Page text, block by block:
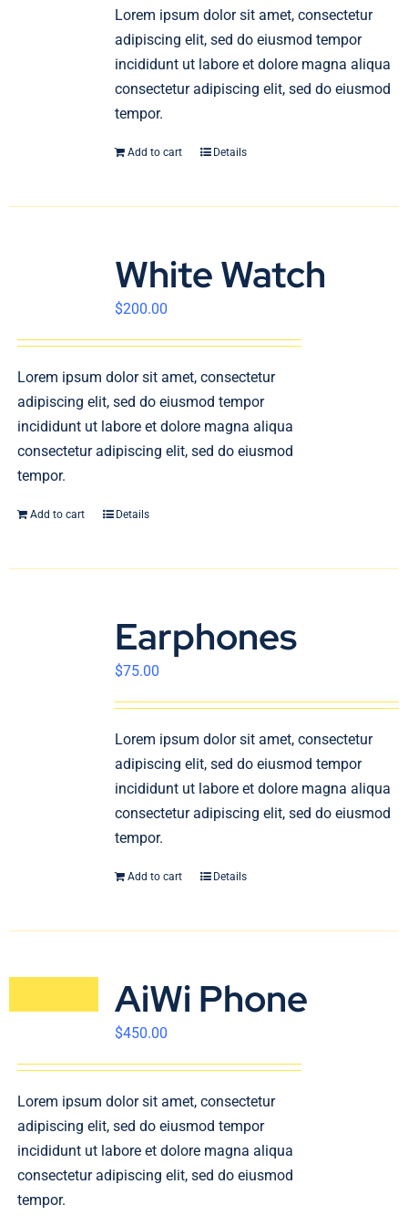
Lorem ipsum dolor sit amet, consectetur
adipiscing elit, sed do eiusmod tempor
incididunt ut labore et dolore magna aliqua
consectetur adipiscing elit, sed do eiusmod
tempor.
Add to cart Details
White Watch
$200.00
Lorem ipsum dolor sit amet, consectetur
adipiscing elit, sed do eiusmod tempor
incididunt ut labore et dolore magna aliqua
consectetur adipiscing elit, sed do eiusmod
tempor.
Add to cart Details
Earphones
$75.00
Lorem ipsum dolor sit amet, consectetur
adipiscing elit, sed do eiusmod tempor
incididunt ut labore et dolore magna aliqua
consectetur adipiscing elit, sed do eiusmod
tempor.
Add to cart Details
AiWi Phone
$450.00
Lorem ipsum dolor sit amet, consectetur
adipiscing elit, sed do eiusmod tempor
incididunt ut labore et dolore magna aliqua
consectetur adipiscing elit, sed do eiusmod
tempor.